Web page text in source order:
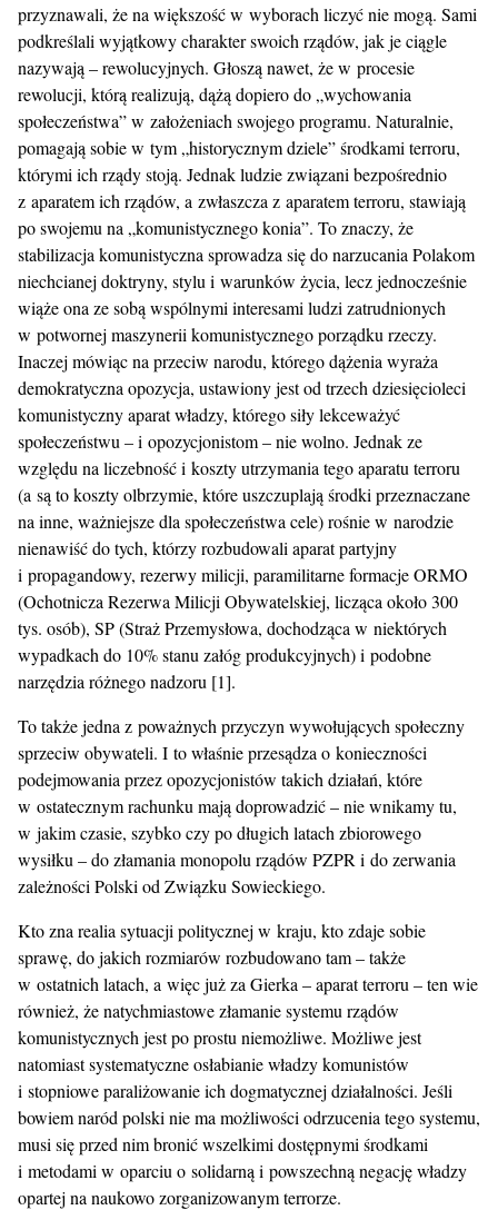
przyznawali, że na większość w wyborach liczyć nie mogą. Sami
podkreślali wyjątkowy charakter swoich rządów, jak je ciągle
nazywają – rewolucyjnych. Głoszą nawet, że w procesie
rewolucji, którą realizują, dążą dopiero do „wychowania
społeczeństwa” w założeniach swojego programu. Naturalnie,
pomagają sobie w tym „historycznym dziele” środkami terroru,
którymi ich rządy stoją. Jednak ludzie związani bezpośrednio
z aparatem ich rządów, a zwłaszcza z aparatem terroru, stawiają
po swojemu na „komunistycznego konia”. To znaczy, że
stabilizacja komunistyczna sprowadza się do narzucania Polakom
niechcianej doktryny, stylu i warunków życia, lecz jednocześnie
wiąże ona ze sobą wspólnymi interesami ludzi zatrudnionych
w potwornej maszynerii komunistycznego porządku rzeczy.
Inaczej mówiąc na przeciw narodu, którego dążenia wyraża
demokratyczna opozycja, ustawiony jest od trzech dziesięcioleci
komunistyczny aparat władzy, którego siły lekceważyć
społeczeństwu – i opozycjonistom – nie wolno. Jednak ze
względu na liczebność i koszty utrzymania tego aparatu terroru
(a są to koszty olbrzymie, które uszczuplają środki przeznaczane
na inne, ważniejsze dla społeczeństwa cele) rośnie w narodzie
nienawiść do tych, którzy rozbudowali aparat partyjny
i propagandowy, rezerwy milicji, paramilitarne formacje ORMO
(Ochotnicza Rezerwa Milicji Obywatelskiej, licząca około 300
tys. osób), SP (Straż Przemysłowa, dochodząca w niektórych
wypadkach do 10% stanu załóg produkcyjnych) i podobne
narzędzia różnego nadzoru [1].
To także jedna z poważnych przyczyn wywołujących społeczny
sprzeciw obywateli. I to właśnie przesądza o konieczności
podejmowania przez opozycjonistów takich działań, które
w ostatecznym rachunku mają doprowadzić – nie wnikamy tu,
w jakim czasie, szybko czy po długich latach zbiorowego
wysiłku – do złamania monopolu rządów PZPR i do zerwania
zależności Polski od Związku Sowieckiego.
Kto zna realia sytuacji politycznej w kraju, kto zdaje sobie
sprawę, do jakich rozmiarów rozbudowano tam – także
w ostatnich latach, a więc już za Gierka – aparat terroru – ten wie
również, że natychmiastowe złamanie systemu rządów
komunistycznych jest po prostu niemożliwe. Możliwe jest
natomiast systematyczne osłabianie władzy komunistów
i stopniowe paraliżowanie ich dogmatycznej działalności. Jeśli
bowiem naród polski nie ma możliwości odrzucenia tego systemu,
musi się przed nim bronić wszelkimi dostępnymi środkami
i metodami w oparciu o solidarną i powszechną negację władzy
opartej na naukowo zorganizowanym terrorze.